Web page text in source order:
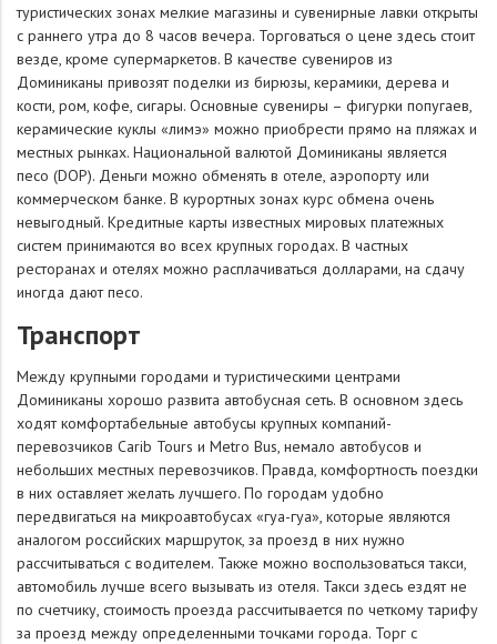
туристических зонах мелкие магазины и сувенирные лавки открыты
с раннего утра до 8 часов вечера. Торговаться о цене здесь стоит
везде, кроме супермаркетов. В качестве сувениров из
Доминиканы привозят поделки из бирюзы, керамики, дерева и
кости, ром, кофе, сигары. Основные сувениры – фигурки попугаев,
керамические куклы «лимэ» можно приобрести прямо на пляжах и
местных рынках. Национальной валютой Доминиканы является
песо (DOP). Деньги можно обменять в отеле, аэропорту или
коммерческом банке. В курортных зонах курс обмена очень
невыгодный. Кредитные карты известных мировых платежных
систем принимаются во всех крупных городах. В частных
ресторанах и отелях можно расплачиваться долларами, на сдачу
иногда дают песо.
Транспорт
Между крупными городами и туристическими центрами
Доминиканы хорошо развита автобусная сеть. В основном здесь
ходят комфортабельные автобусы крупных компаний-
перевозчиков Carib Tours и Metro Bus, немало автобусов и
небольших местных перевозчиков. Правда, комфортность поездки
в них оставляет желать лучшего. По городам удобно
передвигаться на микроавтобусах «гуа-гуа», которые являются
аналогом российских маршруток, за проезд в них нужно
рассчитываться с водителем. Также можно воспользоваться такси,
автомобиль лучше всего вызывать из отеля. Такси здесь ездят не
по счетчику, стоимость проезда рассчитывается по четкому тарифу
за проезд между определенными точками города. Торг с